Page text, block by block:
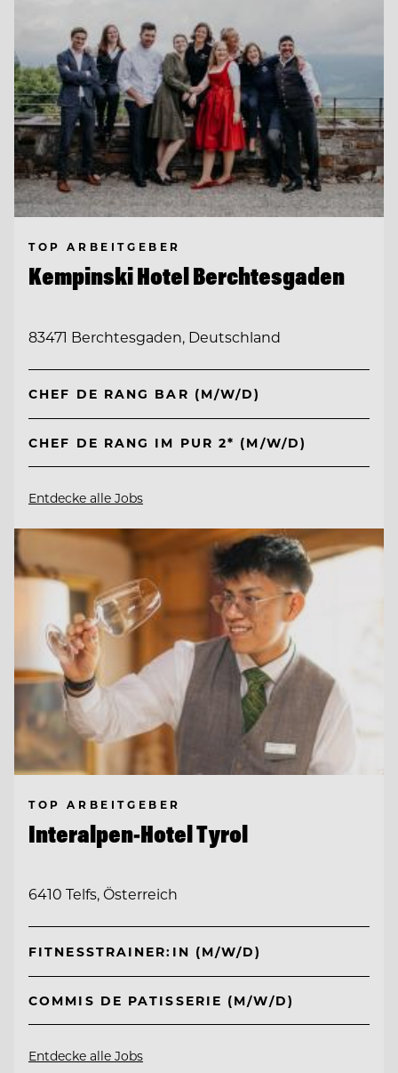
TOP ARBEITGEBER
Kempinski Hotel Berchtesgaden
83471 Berchtesgaden, Deutschland
CHEF DE RANG BAR (M/W/D)
CHEF DE RANG IM PUR 2* (M/W/D)
Entdecke alle Jobs
TOP ARBEITGEBER
Interalpen-Hotel Tyrol
6410 Telfs, Österreich
FITNESSTRAINER:IN (M/W/D)
COMMIS DE PATISSERIE (M/W/D)
Entdecke alle Jobs